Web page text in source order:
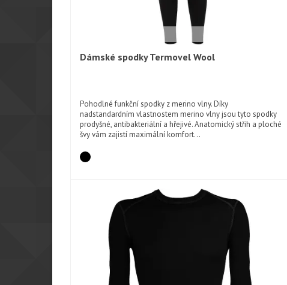
Rychlý náhled
Dámské spodky Termovel Wool
Pohodlné funkční spodky z merino vlny. Díky
nadstandardním vlastnostem merino vlny jsou tyto spodky
prodyšné, antibakteriální a hřejivé. Anatomický střih a ploché
švy vám zajistí maximální komfort...